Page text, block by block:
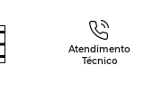
Atendimento
Técnico